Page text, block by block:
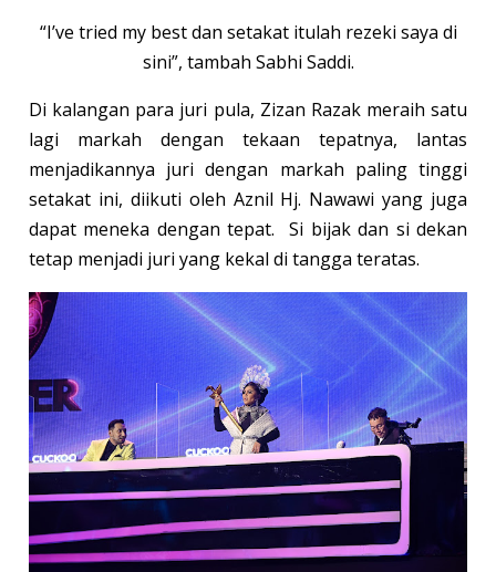
“I’ve tried my best dan setakat itulah rezeki saya di
sini”, tambah Sabhi Saddi.
Di kalangan para juri pula, Zizan Razak meraih satu
lagi markah dengan tekaan tepatnya, lantas
menjadikannya juri dengan markah paling tinggi
setakat ini, diikuti oleh Aznil Hj. Nawawi yang juga
dapat meneka dengan tepat. Si bijak dan si dekan
tetap menjadi juri yang kekal di tangga teratas.